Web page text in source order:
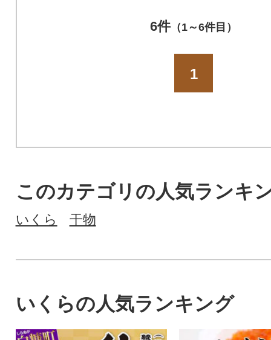
6件（1～6件目）
1
このカテゴリの人気ランキ
いくら 干物
いくらの人気ランキング